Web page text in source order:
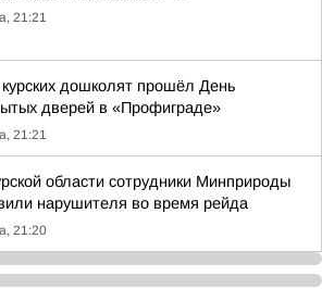
21:21
дошколят прошёл День
дверей в «Профиграде»
21:21
области сотрудники Минприроды
нарушителя во время рейда
21:20